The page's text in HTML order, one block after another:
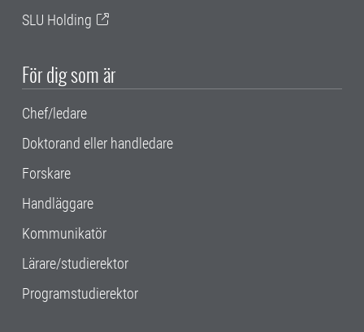
SLU Holding
För dig som är
Chef/ledare
Doktorand eller handledare
Forskare
Handläggare
Kommunikatör
Lärare/studierektor
Programstudierektor